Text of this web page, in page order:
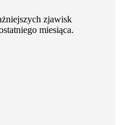
zjawisk
miesiąca.